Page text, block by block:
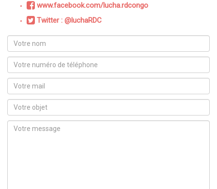
www.facebook.com/lucha.rdcongo
Twitter : @luchaRDC